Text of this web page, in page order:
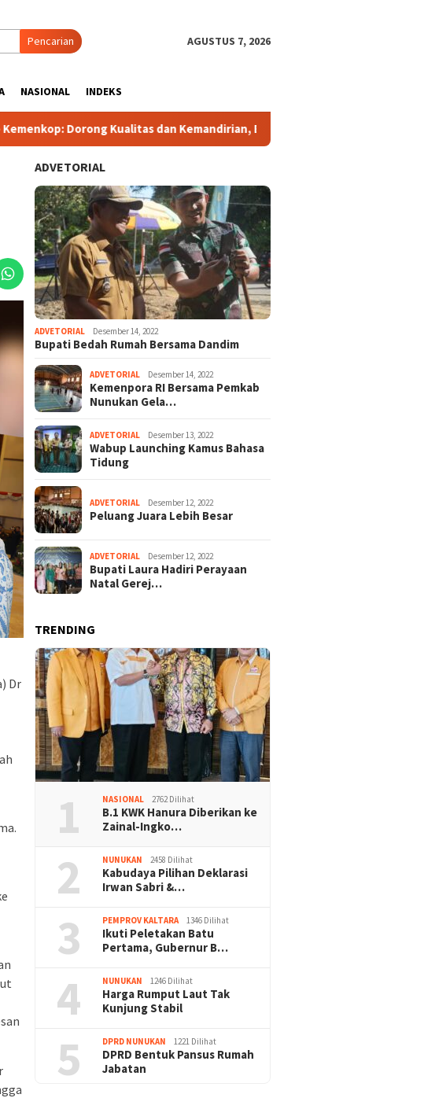
Pencarian AGUSTUS 7, 2026
NASIONAL INDEKS
Kualitas dan Kemandirian, Bukan Sekadar Jumlah
Dr
ADVETORIAL
ADVETORIAL Desember 14, 2022
Bupati Bedah Rumah Bersama Dandim
ADVETORIAL Desember 14, 2022
Kemenpora RI Bersama Pemkab
Nunukan Gela…
ADVETORIAL Desember 13, 2022
Wabup Launching Kamus Bahasa
Tidung
ADVETORIAL Desember 12, 2022
Peluang Juara Lebih Besar
ADVETORIAL Desember 12, 2022
Bupati Laura Hadiri Perayaan
Natal Gerej…
TRENDING
1 NASIONAL 2762 Dilihat
B.1 KWK Hanura Diberikan ke
Zainal-Ingko…
2 NUNUKAN 2458 Dilihat
Kabudaya Pilihan Deklarasi
Irwan Sabri &…
3 PEMPROV KALTARA 1346 Dilihat
Ikuti Peletakan Batu
Pertama, Gubernur B…
4 NUNUKAN 1246 Dilihat
Harga Rumput Laut Tak
Kunjung Stabil
5 DPRD NUNUKAN 1221 Dilihat
DPRD Bentuk Pansus Rumah
Jabatan